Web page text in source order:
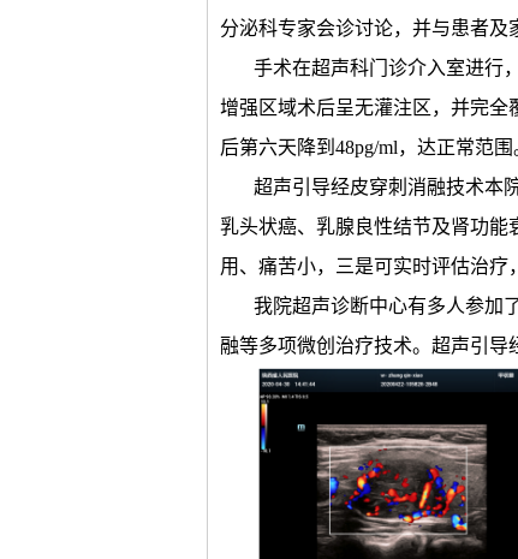
分泌科专家会诊讨论，并与患者及
手术在超声科门诊介入室进行
增强区域术后呈无灌注区，并完全
后第六天降到48pg/ml，达正常范
超声引导经皮穿刺消融技术本
乳头状癌、乳腺良性结节及肾功
用、痛苦小，三是可实时评估治疗
我院超声诊断中心有多人参加
融等多项微创治疗技术。超声引导